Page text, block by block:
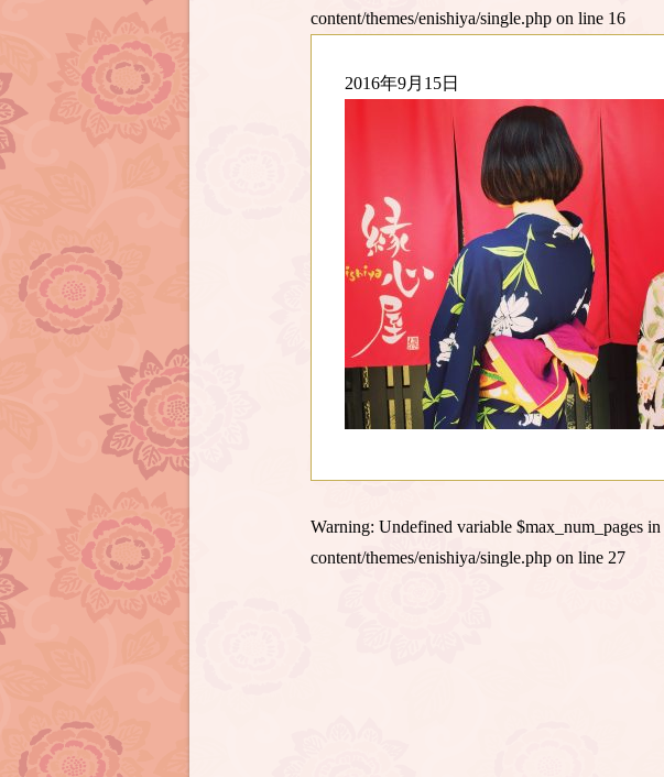
content/themes/enishiya/single.php on line 16
2016年9月15日
Warning: Undefined variable $max_num_pages in
content/themes/enishiya/single.php on line 27